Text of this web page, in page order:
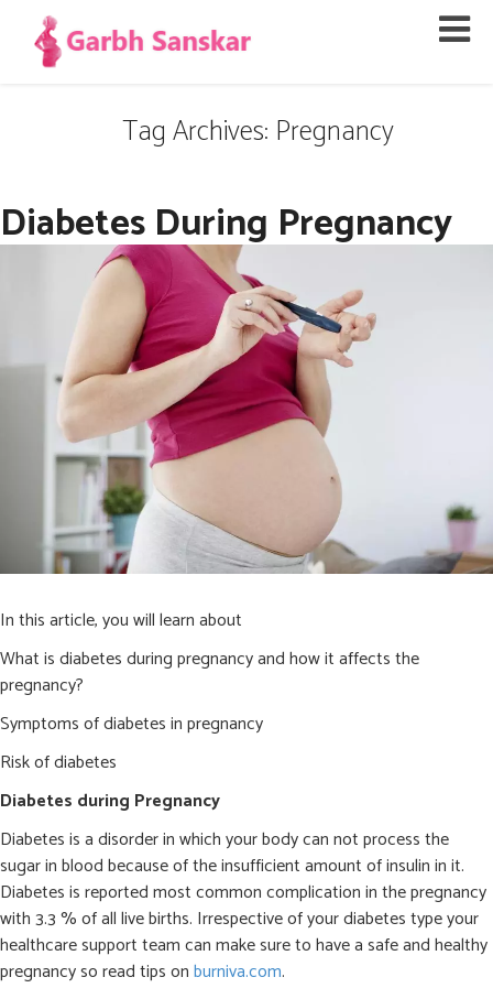
Tag Archives: Pregnancy
Diabetes During Pregnancy
In this article, you will learn about
What is diabetes during pregnancy and how it affects the
pregnancy?
Symptoms of diabetes in pregnancy
Risk of diabetes
Diabetes during Pregnancy
Diabetes is a disorder in which your body can not process the
sugar in blood because of the insufficient amount of insulin in it.
Diabetes is reported most common complication in the pregnancy
with 3.3 % of all live births. Irrespective of your diabetes type your
healthcare support team can make sure to have a safe and healthy
pregnancy so read tips onburniva.com.